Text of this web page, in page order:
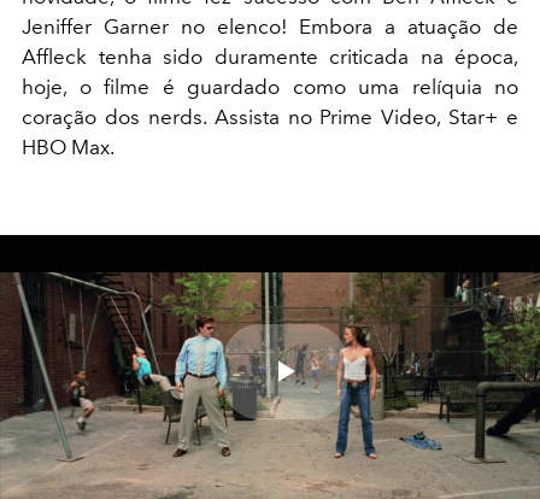
Jeniffer Garner no elenco! Embora a atuação de
Affleck tenha sido duramente criticada na época,
hoje, o filme é guardado como uma relíquia no
coração dos nerds. Assista no Prime Video, Star+ e
HBO Max.
Play